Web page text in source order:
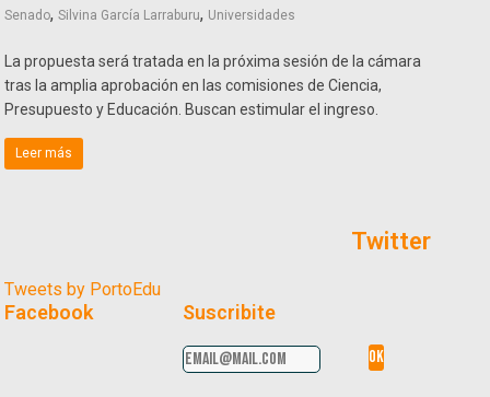
Senado,Silvina García Larraburu, Universidades
La propuesta será tratada en la próxima sesión de la cámara
tras la amplia aprobación en las comisiones de Ciencia,
Presupuesto y Educación. Buscan estimular el ingreso.
Leer más
Twitter
Tweets by PortoEdu
Facebook Suscribite